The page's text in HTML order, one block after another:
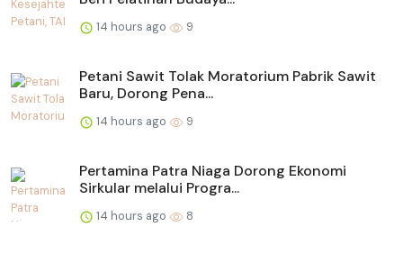
14 hours ago 9
Petani Sawit Tolak Moratorium Pabrik Sawit
Baru, Dorong Pena...
14 hours ago 9
Pertamina Patra Niaga Dorong Ekonomi
Sirkular melalui Progra...
14 hours ago 8